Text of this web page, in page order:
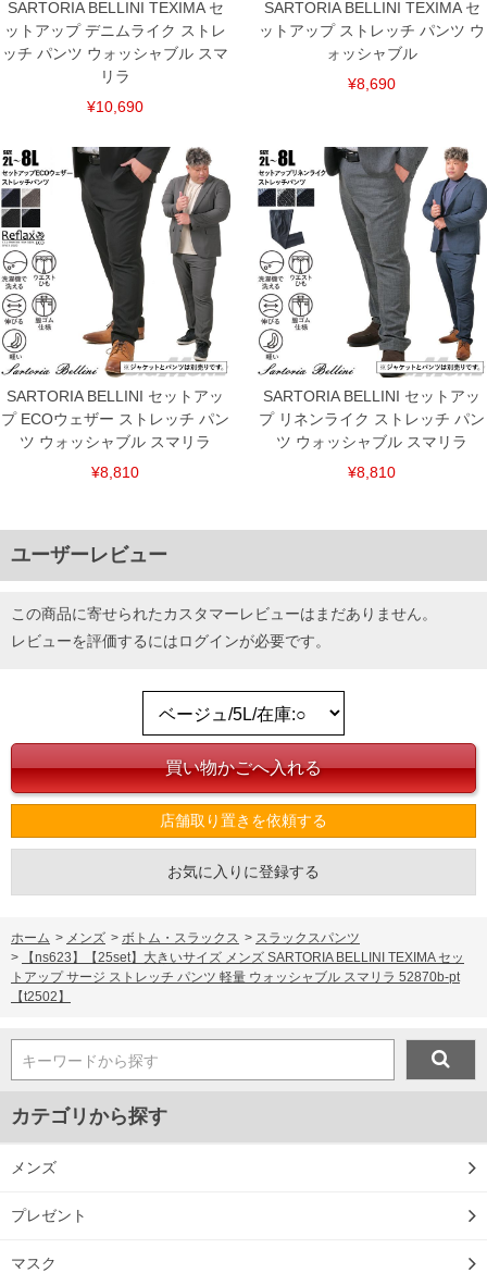
出荷まで約1週間～20日間程お時間を頂く場合がございます。
尚、裾上げした商品は返品・交換不可となりますので、予めご了承下さい。
一部、お直しに対応出来ない商品がございます。(例：裾にファスナーや調節ひもが付
いている、極端なデザインが施されている等)
※商品によって若干のサイズの誤差がございます。また、お客様がご使用の環境（コ
ンピュータ画面）によって、商品の色味が若干異なる場合がございます。予めご了承
※当店での掲載商品は、実店鋪と在庫を共用しておりますので店頭での売り違い、店
舗からのお取り寄せ等により、お客様にご迷惑をお掛けしてしまう場合がございま
す。そのようなことがない様最大限に努めておりますが、もしあった場合速やかにご
連絡させて頂きますので予めご了承ください。
ITEM INTRODUCTION
SARTORIA BELLINI TEXIMA セ
ットアップ デニムライク ストレ
ッチ パンツ ウォッシャブル スマ
リラ
¥10,690
SARTORIA BELLINI TEXIMA セ
ットアップ ストレッチ パンツ ウ
ォッシャブル
¥8,690
SARTORIA BELLINI セットアッ
プ ECOウェザー ストレッチ パン
ツ ウォッシャブル スマリラ
¥8,810
SARTORIA BELLINI セットアッ
プ リネンライク ストレッチ パン
ツ ウォッシャブル スマリラ
¥8,810
ユーザーレビュー
この商品に寄せられたカスタマーレビューはまだありません。
レビューを評価するにはログインが必要です。
店舗取り置きを依頼する
お気に入りに登録する
ホーム > メンズ > ボトム・スラックス > スラックスパンツ
>
【ns623】【25set】大きいサイズ メンズ SARTORIA BELLINI TEXIMA セッ
トアップ サージ ストレッチ パンツ 軽量 ウォッシャブル スマリラ 52870b-pt
【t2502】
キーワードから探す
カテゴリから探す
メンズ
プレゼント
マスク